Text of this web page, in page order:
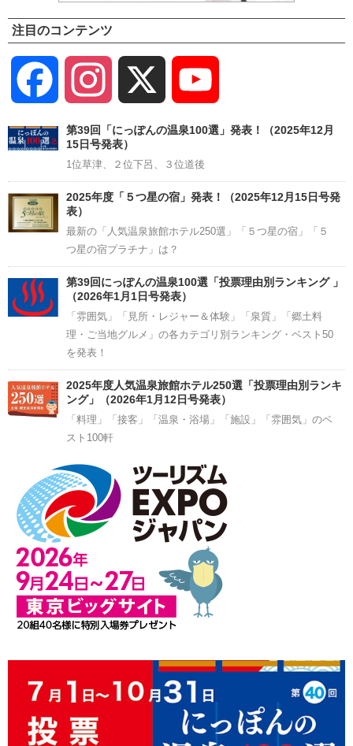
注目のコンテンツ
Facebook Instagram
Channel
第39回「にっぽんの温泉100選」発表！（2025年12月
15日号発表）
1位草津、２位下呂、３位道後
2025年度「５つ星の宿」発表！（2025年12月15日号発
表）
最新の「人気温泉旅館ホテル250選」「５つ星の宿」「５
つ星の宿プラチナ」は？
第39回にっぽんの温泉100選「投票理由別ランキング 」
（2026年1月1日号発表）
「雰囲気」「見所・レジャー＆体験」「泉質」「郷土料
理・ご当地グルメ」の各カテゴリ別ランキング・ベスト50
を発表！
2025年度人気温泉旅館ホテル250選「投票理由別ランキ
ング」（2026年1月12日号発表）
「料理」「接客」「温泉・浴場」「施設」「雰囲気」のベ
スト100軒